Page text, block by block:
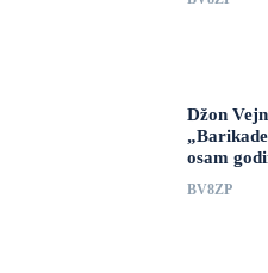
Džon
osam
BV8ZP